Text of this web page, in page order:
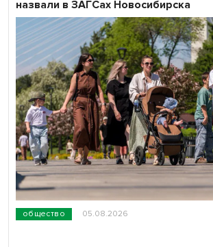
общество 05.08.2026
назвали в ЗАГСах Новосибирска